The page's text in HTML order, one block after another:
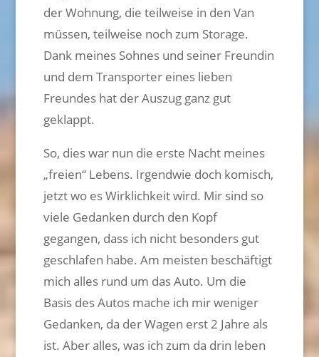
der Wohnung, die teilweise in den Van
müssen, teilweise noch zum Storage.
Dank meines Sohnes und seiner Freundin
und dem Transporter eines lieben
Freundes hat der Auszug ganz gut
geklappt.
So, dies war nun die erste Nacht meines
„freien“ Lebens. Irgendwie doch komisch,
jetzt wo es Wirklichkeit wird. Mir sind so
viele Gedanken durch den Kopf
gegangen, dass ich nicht besonders gut
geschlafen habe. Am meisten beschäftigt
mich alles rund um das Auto. Um die
Basis des Autos mache ich mir weniger
Gedanken, da der Wagen erst 2 Jahre als
ist. Aber alles, was ich zum da drin leben